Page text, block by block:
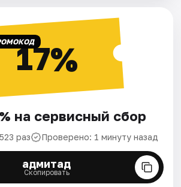
17%
на сервисный сбор
раз Проверено: 1 минуту назад
адмитад
Скопировать